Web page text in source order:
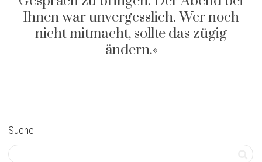
Ihnen war unvergesslich. Wer noch
nicht mitmacht, sollte das zügig
ändern.«
Suche